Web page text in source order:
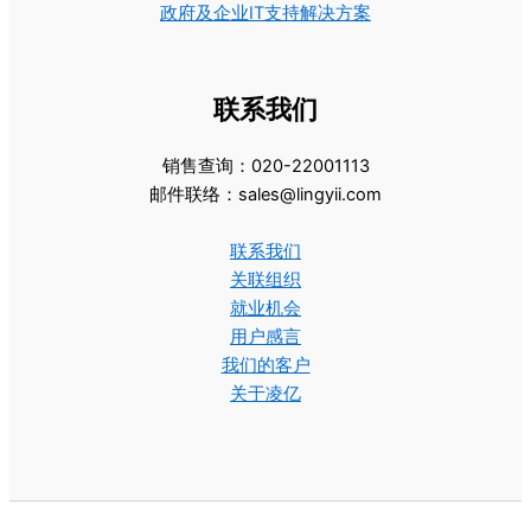
政府及企业IT支持解决方案
联系我们
销售查询：020-22001113
邮件联络：sales@lingyii.com
联系我们
关联组织
就业机会
用户感言
我们的客户
关于凌亿